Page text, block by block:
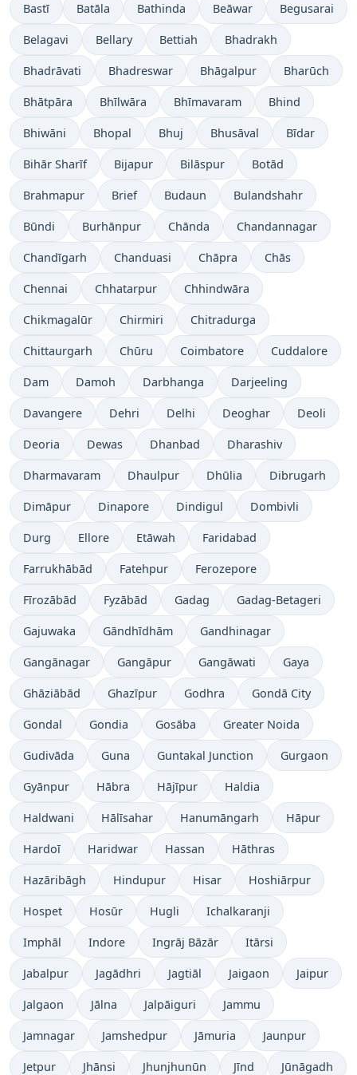
Bastī Batāla Bathinda Beāwar Begusarai
Belagavi Bellary Bettiah Bhadrakh
Bhadrāvati Bhadreswar Bhāgalpur Bharūch
Bhātpāra Bhīlwāra Bhīmavaram Bhind
Bhiwāni Bhopal Bhuj Bhusāval Bīdar
Bihār Sharīf Bijapur Bilāspur Botād
Brahmapur Brief Budaun Bulandshahr
Būndi Burhānpur Chānda Chandannagar
Chandīgarh Chanduasi Chāpra Chās
Chennai Chhatarpur Chhindwāra
Chikmagalūr Chirmiri Chitradurga
Chittaurgarh Chūru Coimbatore Cuddalore
Dam Damoh Darbhanga Darjeeling
Davangere Dehri Delhi Deoghar Deoli
Deoria Dewas Dhanbad Dharashiv
Dharmavaram Dhaulpur Dhūlia Dibrugarh
Dimāpur Dinapore Dindigul Dombivli
Durg Ellore Etāwah Faridabad
Farrukhābād Fatehpur Ferozepore
Fīrozābād Fyzābād Gadag Gadag-Betageri
Gajuwaka Gāndhīdhām Gandhinagar
Gangānagar Gangāpur Gangāwati Gaya
Ghāziābād Ghazīpur Godhra Gondā City
Gondal Gondia Gosāba Greater Noida
Gudivāda Guna Guntakal Junction Gurgaon
Gyānpur Hābra Hājīpur Haldia
Haldwani Hālīsahar Hanumāngarh Hāpur
Hardoī Haridwar Hassan Hāthras
Hazāribāgh Hindupur Hisar Hoshiārpur
Hospet Hosūr Hugli Ichalkaranji
Imphāl Indore Ingrāj Bāzār Itārsi
Jabalpur Jagādhri Jagtiāl Jaigaon Jaipur
Jalgaon Jālna Jalpāiguri Jammu
Jamnagar Jamshedpur Jāmuria Jaunpur
Jetpur Jhānsi Jhunjhunūn Jīnd Jūnāgadh